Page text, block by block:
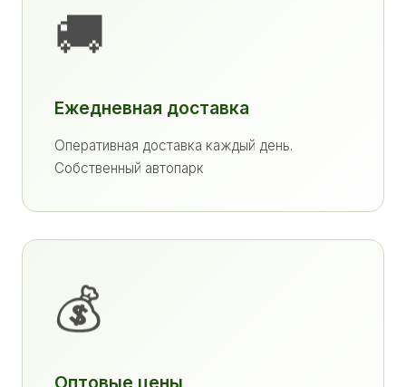
🚚
Ежедневная доставка
Оперативная доставка каждый день.
Собственный автопарк
💰
Оптовые цены